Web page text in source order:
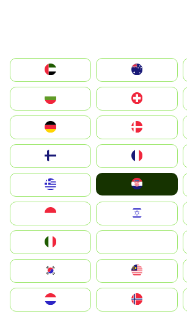
الإمارات العربية المتحدة
Switzerland
Deutschland
United Kingdom
Magyarország
South Korea